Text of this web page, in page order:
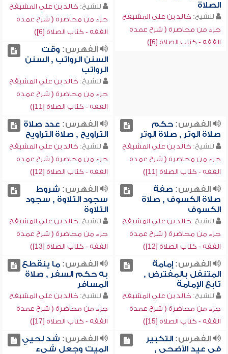
الصلاة
للشيخ: خالد بن علي المشيقح
جزء من محاضرة ( شرح عمدة
الفقه - كتاب الصلاة [6])
للشيخ: خالد بن علي المشيقح
جزء من محاضرة ( شرح عمدة
الفقه - كتاب الصلاة [6])
الفهرس: وقت
السنن الرواتب , السنن
الرواتب
للشيخ: خالد بن علي المشيقح
جزء من محاضرة ( شرح عمدة
الفقه - كتاب الصلاة [11])
الفهرس:حكم
صلاة الوتر , صلاة الوتر
للشيخ: خالد بن علي المشيقح
جزء من محاضرة ( شرح عمدة
الفقه - كتاب الصلاة [11])
الفهرس: عدد صلاة
التراويح , صلاة التراويح
للشيخ: خالد بن علي المشيقح
جزء من محاضرة ( شرح عمدة
الفقه - كتاب الصلاة [12])
الفهرس: صفة
صلاة الكسوف , صلاة
الكسوف
للشيخ: خالد بن علي المشيقح
جزء من محاضرة ( شرح عمدة
الفقه - كتاب الصلاة [12])
الفهرس: شروط
سجود التلاوة , سجود
التلاوة
للشيخ: خالد بن علي المشيقح
جزء من محاضرة ( شرح عمدة
الفقه - كتاب الصلاة [13])
الفهرس:إمامة
المتنفل بالمفترض ,
تابع الإمامة
للشيخ: خالد بن علي المشيقح
جزء من محاضرة ( شرح عمدة
الفقه - كتاب الصلاة [15])
الفهرس:ما ينقطع
به حكم السفر , صلاة
المسافر
للشيخ: خالد بن علي المشيقح
جزء من محاضرة ( شرح عمدة
الفقه - كتاب الصلاة [17])
الفهرس:التكبير
في عيد الأضحى ,
الفهرس: شد لحيي
الميت وجعل شيء